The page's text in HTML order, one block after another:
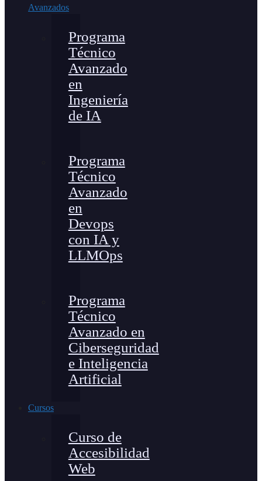
Avanzados
Programa
Técnico
Avanzado
en
Ingeniería
de IA
Programa
Técnico
Avanzado
en
Devops
con IA y
LLMOps
Programa
Técnico
Avanzado en
Ciberseguridad
e Inteligencia
Artificial
Cursos
Curso de
Accesibilidad
Web